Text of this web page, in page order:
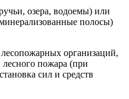
озера, водоемы) или
полосы)
организаций,
лесного пожара (при
сил и средств